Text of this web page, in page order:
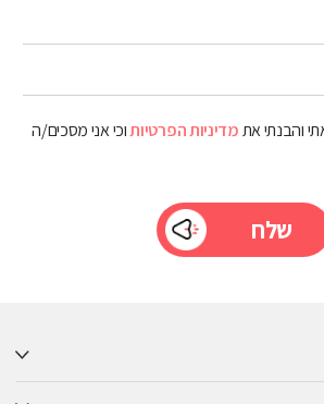
והבנתי אתמדיניות הפרטיותוכי אני מסכים/ה